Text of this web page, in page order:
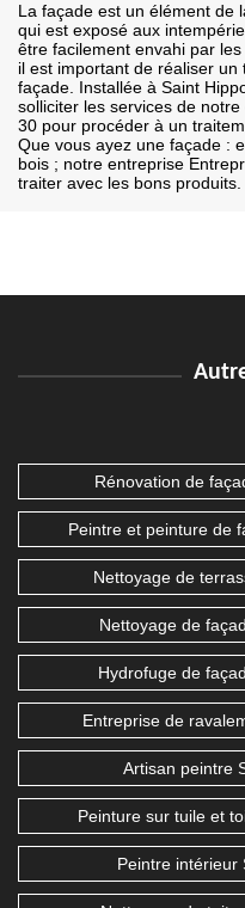
La façade est un élément de
qui est exposé aux
être facilement envahi par
il est important de réaliser
façade. Installée à Saint
solliciter les services de
30 pour procéder à un
Que vous ayez une façade :
bois ; notre entreprise
traiter avec les bons produits.
Rénovation de
Peintre et peinture de
Nettoyage de
Nettoyage de
Hydrofuge de
Entreprise de
Artisan peintre
Peinture sur tuile et
Peintre intérieur